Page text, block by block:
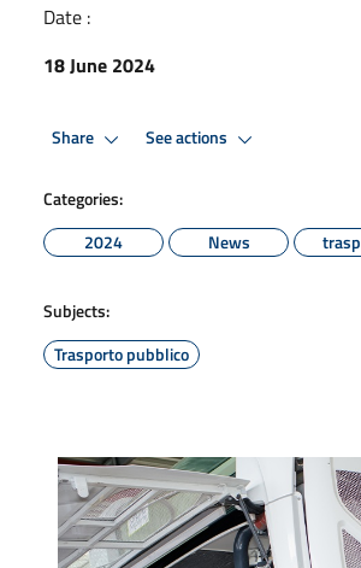
Date :
18 June 2024
Share See actions
Categories:
2024
News
Subjects:
Trasporto pubblico